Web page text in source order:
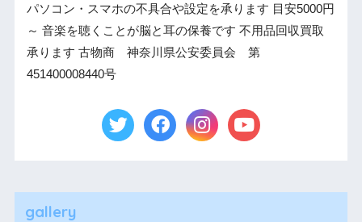
パソコン・スマホの不具合や設定を承ります 目安5000円
～ 音楽を聴くことが脳と耳の保養です 不用品回収買取
承ります 古物商 神奈川県公安委員会 第
451400008440号
gallery